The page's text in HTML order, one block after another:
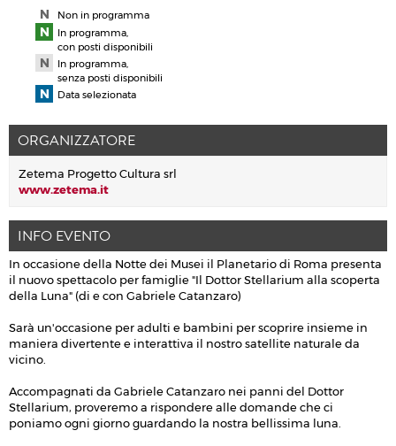
Non in programma
In programma,
con posti disponibili
In programma,
senza posti disponibili
Data selezionata
ORGANIZZATORE
Zetema Progetto Cultura srl
www.zetema.it
INFO EVENTO
In occasione della Notte dei Musei il Planetario di Roma presenta
il nuovo spettacolo per famiglie "Il Dottor Stellarium alla scoperta
della Luna" (di e con Gabriele Catanzaro)
Sarà un'occasione per adulti e bambini per scoprire insieme in
maniera divertente e interattiva il nostro satellite naturale da
vicino.
Accompagnati da Gabriele Catanzaro nei panni del Dottor
Stellarium, proveremo a rispondere alle domande che ci
poniamo ogni giorno guardando la nostra bellissima luna.